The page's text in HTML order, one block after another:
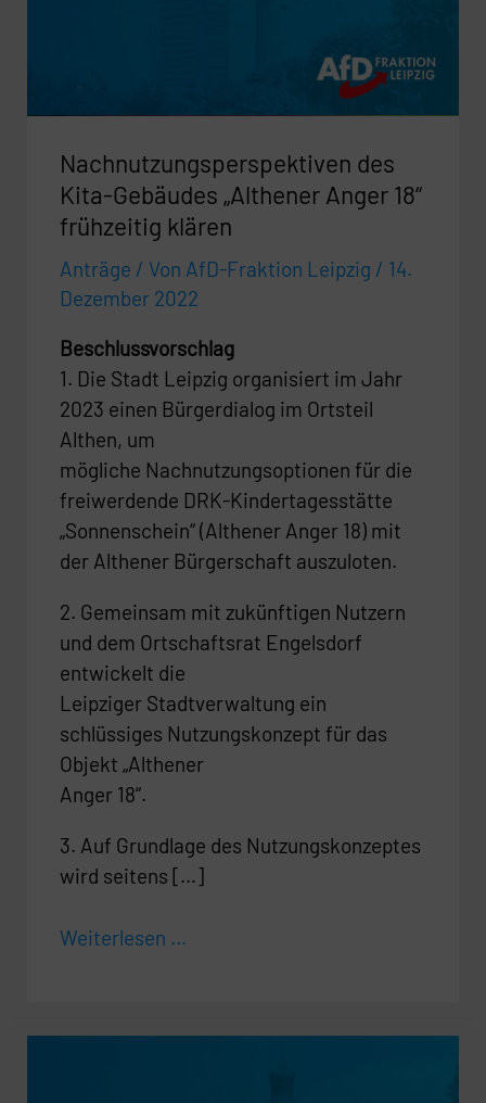
Nachnutzungsperspektiven des
Kita-Gebäudes „Althener Anger 18“
frühzeitig klären
Anträge / Von AfD-Fraktion Leipzig / 14.
Dezember 2022
Beschlussvorschlag
1. Die Stadt Leipzig organisiert im Jahr
2023 einen Bürgerdialog im Ortsteil
Althen, um
mögliche Nachnutzungsoptionen für die
freiwerdende DRK-Kindertagesstätte
„Sonnenschein“ (Althener Anger 18) mit
der Althener Bürgerschaft auszuloten.
2. Gemeinsam mit zukünftigen Nutzern
und dem Ortschaftsrat Engelsdorf
entwickelt die
Leipziger Stadtverwaltung ein
schlüssiges Nutzungskonzept für das
Objekt „Althener
Anger 18“.
3. Auf Grundlage des Nutzungskonzeptes
wird seitens […]
Weiterlesen ...